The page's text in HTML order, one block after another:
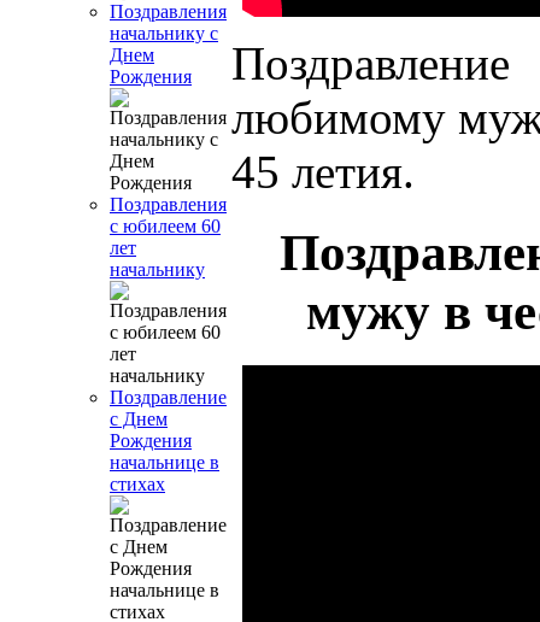
Поздравления
начальнику с
Днем
Рождения
Поздравления
с юбилеем 60
лет
начальнику
Поздравление
с Днем
Рождения
начальнице в
стихах
Поздравление
любимому
45 летия.
мужу в